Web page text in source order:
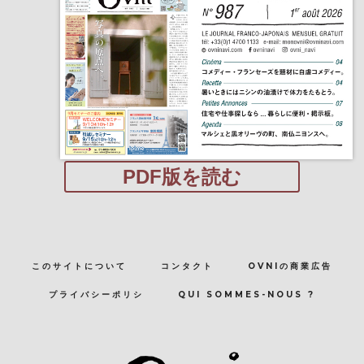
PDF版を読む
このサイトについて コンタクト OVNIの商業広告
プライバシーポリシ QUI SOMMES-NOUS ?